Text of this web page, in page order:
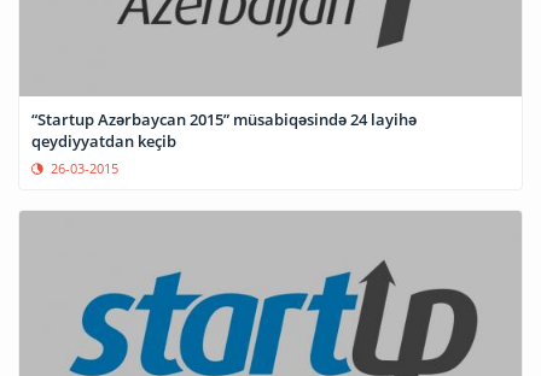
“Startup Azərbaycan 2015” müsabiqəsində 24 layihə
qeydiyyatdan keçib
26-03-2015